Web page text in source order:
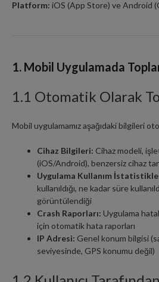
Platform: iOS (App Store) ve Android
1. Mobil Uygulamada
1.1 Otomatik Olarak
Mobil uygulamamız aşağıdaki bilgileri
Cihaz Bilgileri: Cihaz modeli,
(iOS/Android), benzersiz cihaz
Uygulama Kullanım
kullanıldığı, ne kadar süre
görüntülendiği
Crash Raporları: Uygulama
için otomatik hata raporları
IP Adresi: Genel konum bilgisi
seviyesinde, GPS konumu değil)